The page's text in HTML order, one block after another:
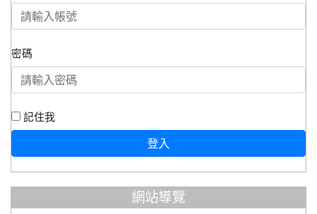
密碼
記住我
登入
網站導覽